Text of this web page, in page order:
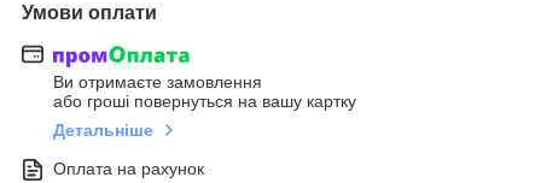
Умови оплати
Ви отримаєте замовлення
або гроші повернуться на вашу картку
Детальніше
Оплата на рахунок